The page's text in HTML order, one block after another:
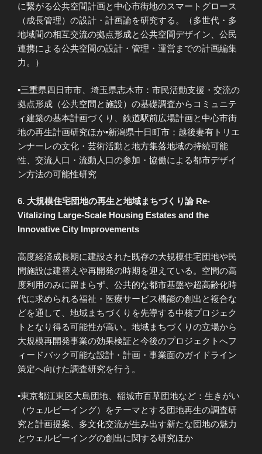
に繋がる公共空間計画と中心市街地のスマートグロース
（成長管理）の設計・計画論を研究する。（多世代・多
地域間の相互交流の拠点形成と公共空間デザイン、公民
連携による公共空間の設計・管理・運営までの計画編集
力。）
▪三重県四日市市、埼玉県志木市：市民活動支援・交流の
拠点形成（公共空間と施設）の基礎調査からコミュニテ
ィ建築の基本計画づくり、鉄道駅前広場計画と中心市街
地の再生計画研究ほか▪新潟県十日町市；越後妻有トリエ
ンナーレの文化・芸術活動と地方集落地域の持続可能
性、交流人口・流動人口の参加・協働による都市デザイ
ン方法の可能性研究
6. 大規模住宅団地の再生と地域まちづくり論 Re-
Vitalizing Large-Scale Housing Estates and the
Innovative City Improvements
高度経済成長期に建設された既存の大規模住宅団地や民
間施設は建替えや再開発の時期を迎えている。空間の高
度利用のみに留まらず、公共的な都市基盤や超高齢化時
代に求められる福祉・医療サービス機能の創出と複合な
どを通して、地域まちづくりを先導する中核プロジェク
トとなり得る可能性が高い。地域まちづくりの立場から
大規模再開発事業の効果検証と今後のプロジェクトへフ
ィードバック可能な設計・計画・事業面のガイドライン
策定へ向けた調査研究を行う。
▪東京都江東区大島団地、稲城市百草団地など：生きがい
（ウェルビーイング）をテーマとする団地再生の調査研
究と計画提案、多文化交流が生み出す新たな団地の魅力
とウェルビーイングの創出に関する研究ほか